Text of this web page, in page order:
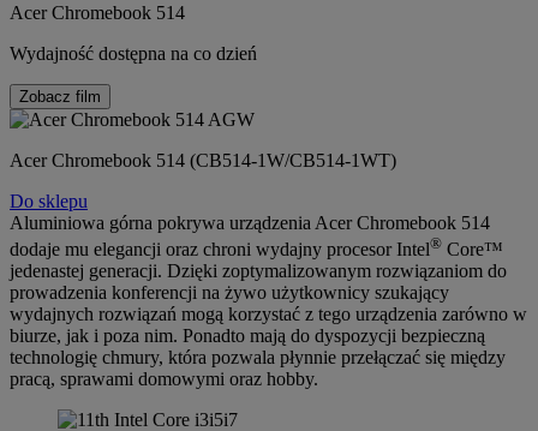
Acer Chromebook 514
Wydajność dostępna na co dzień
Zobacz film
Acer Chromebook 514 (CB514-1W/CB514-1WT)
Do sklepu
Aluminiowa górna pokrywa urządzenia Acer Chromebook 514
dodaje mu elegancji oraz chroni wydajny procesor Intel® Core™
jedenastej generacji. Dzięki zoptymalizowanym rozwiązaniom do
prowadzenia konferencji na żywo użytkownicy szukający
wydajnych rozwiązań mogą korzystać z tego urządzenia zarówno w
biurze, jak i poza nim. Ponadto mają do dyspozycji bezpieczną
technologię chmury, która pozwala płynnie przełączać się między
pracą, sprawami domowymi oraz hobby.